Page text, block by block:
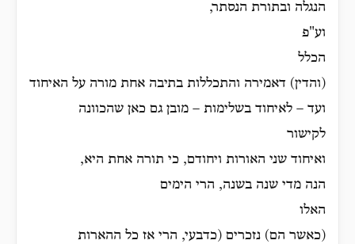
הנגלה ובתורת הנסתר,
וע"פ
הכלל
(והדין) דאמירה והתכללות בתיבה אחת מורה על האיחוד
ועד – לאיחוד בשלימות – מובן גם כאן שהכוונה
לקישור
ואיחוד שני האורות ויחודם, כי תורה אחת היא,
הנה מדי שנה בשנה, הרי הימים
האלו
(כאשר הם) נזכרים (כדבעי, הרי אז כל ההארות